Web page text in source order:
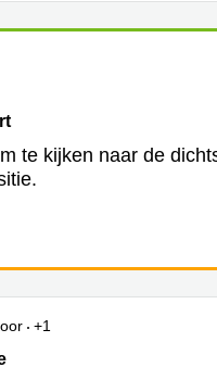
te kijken naar de
+1